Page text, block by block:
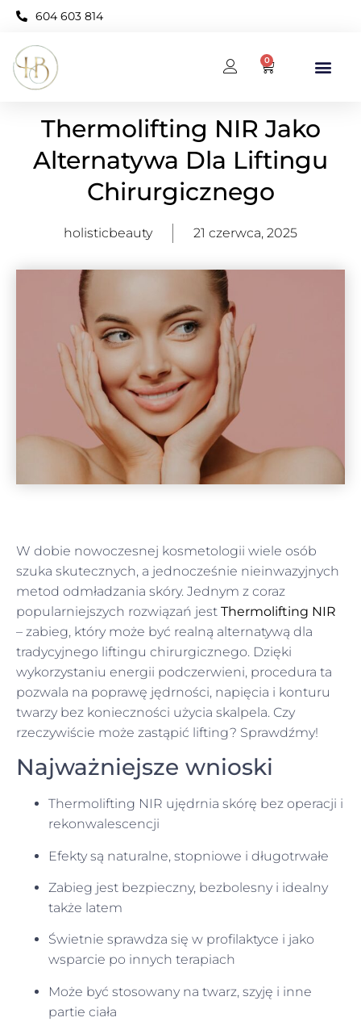
604 603 814
0
Thermolifting NIR Jako
Alternatywa Dla Liftingu
Chirurgicznego
holisticbeauty 21 czerwca, 2025
W dobie nowoczesnej kosmetologii wiele osób
szuka skutecznych, a jednocześnie nieinwazyjnych
metod odmładzania skóry. Jednym z coraz
popularniejszych rozwiązań jest Thermolifting NIR
– zabieg, który może być realną alternatywą dla
tradycyjnego liftingu chirurgicznego. Dzięki
wykorzystaniu energii podczerwieni, procedura ta
pozwala na poprawę jędrności, napięcia i konturu
twarzy bez konieczności użycia skalpela. Czy
rzeczywiście może zastąpić lifting? Sprawdźmy!
Najważniejsze wnioski
Thermolifting NIR ujędrnia skórę bez operacji i
rekonwalescencji
Efekty są naturalne, stopniowe i długotrwałe
Zabieg jest bezpieczny, bezbolesny i idealny
także latem
Świetnie sprawdza się w profilaktyce i jako
wsparcie po innych terapiach
Może być stosowany na twarz, szyję i inne
partie ciała